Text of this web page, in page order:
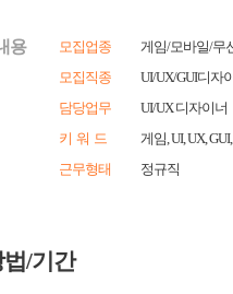
용 모집업종
게임/모바일/무
모집직종
UI/UX/GUI디자
담당업무
UI/UX 디자이너
키 워 드
게임, UI, UX,
근무형태
정규직
/기간